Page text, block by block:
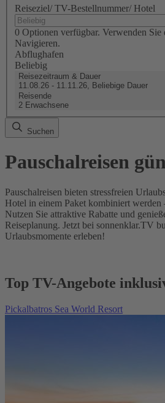
Reiseziel/ TV-Bestellnummer/ Hotel
0 Optionen verfügbar. Verwenden Sie
Navigieren.
Abflughafen
Beliebig
Reisezeitraum & Dauer
11.08.26 - 11.11.26, Beliebige Dauer
Reisende
2 Erwachsene
Suchen
Pauschalreisen
Pauschalreisen bieten stressfreien
Hotel in einem Paket kombiniert werden
Nutzen Sie attraktive Rabatte und
Reiseplanung. Jetzt bei sonnenklar.TV
Urlaubsmomente erleben!
Top TV-Angebote
Pickalbatros Sea World Resort